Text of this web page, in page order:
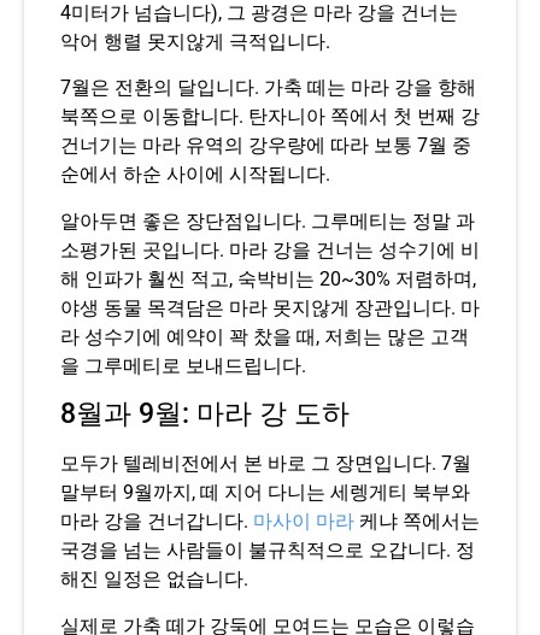
4미터가 넘습니다), 그 광경은 마라 강을 건너는
악어 행렬 못지않게 극적입니다.
7월은 전환의 달입니다. 가축 떼는 마라 강을 향해
북쪽으로 이동합니다. 탄자니아 쪽에서 첫 번째 강
건너기는 마라 유역의 강우량에 따라 보통 7월 중
순에서 하순 사이에 시작됩니다.
알아두면 좋은 장단점입니다. 그루메티는 정말 과
소평가된 곳입니다. 마라 강을 건너는 성수기에 비
해 인파가 훨씬 적고, 숙박비는 20~30% 저렴하며,
야생 동물 목격담은 마라 못지않게 장관입니다. 마
라 성수기에 예약이 꽉 찼을 때, 저희는 많은 고객
을 그루메티로 보내드립니다.
8월과 9월: 마라 강 도하
모두가 텔레비전에서 본 바로 그 장면입니다. 7월
말부터 9월까지, 떼 지어 다니는 세렝게티 북부와
마라 강을 건너갑니다. 마사이 마라 케냐 쪽에서는
국경을 넘는 사람들이 불규칙적으로 오갑니다. 정
해진 일정은 없습니다.
실제로 가축 떼가 강둑에 모여드는 모습은 이렇습